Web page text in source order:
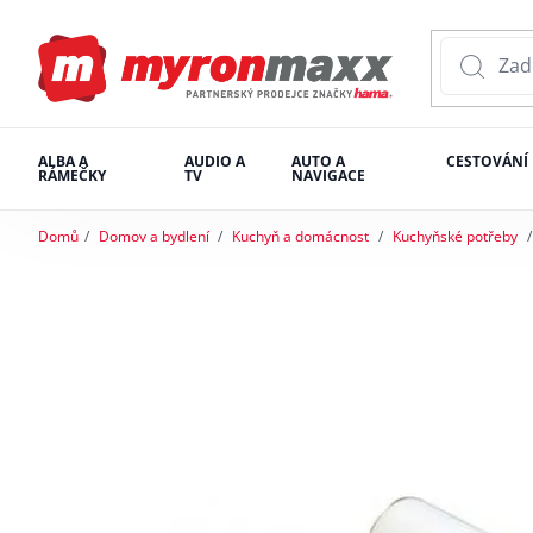
ALBA A
RÁMEČKY
AUDIO A
TV
AUTO A
NAVIGACE
CESTOVÁNÍ
Domů Domov a bydlení Kuchyň a domácnost Kuchyňské potřeby